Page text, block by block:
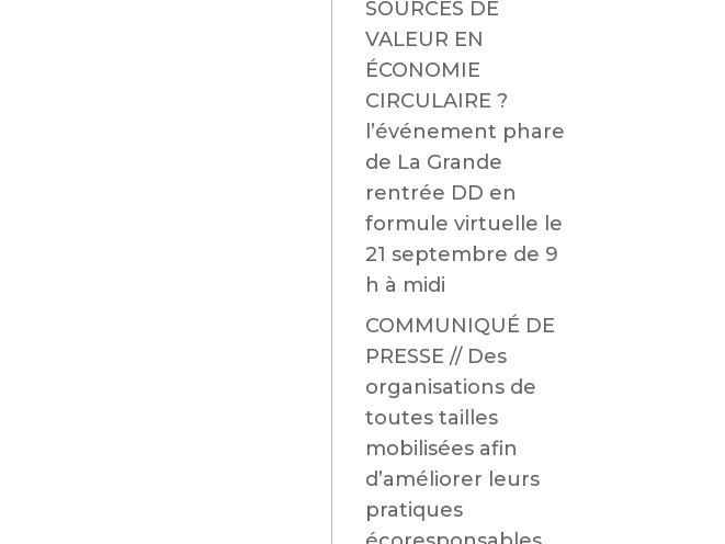
SOURCES DE
VALEUR EN
ÉCONOMIE
CIRCULAIRE ?
l’événement phare
de La Grande
rentrée DD en
formule virtuelle le
21 septembre de 9
h à midi
COMMUNIQUÉ DE
PRESSE // Des
organisations de
toutes tailles
mobilisées afin
d’améliorer leurs
pratiques